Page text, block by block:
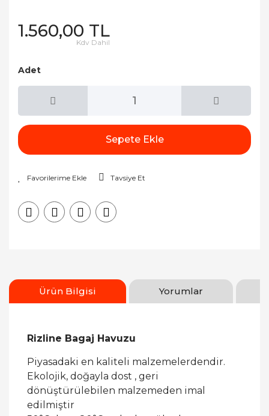
1.560,00 TL
Kdv Dahil
Adet
Sepete Ekle
Tavsiye Et
Ürün Bilgisi Yorumlar
Rizline Bagaj Havuzu
Piyasadaki en kaliteli malzemelerdendir.
Ekolojik, doğayla dost , geri
dönüştürülebilen malzemeden imal
edilmiştir